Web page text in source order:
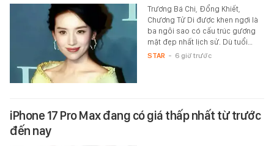
Trương Bá Chi, Đổng Khiết,
Chương Tử Di được khen ngợi là
ba ngôi sao có cấu trúc gương
mặt đẹp nhất lịch sử. Dù tuổi…
STAR - 6 giờ trước
iPhone 17 Pro Max đang có giá thấp nhất từ trước
đến nay